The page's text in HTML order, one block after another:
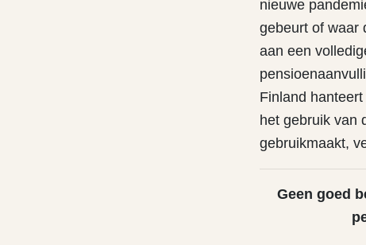
nieuwe
gebeurt of waar
aan een
Finland
het gebruik van
gebruikmaakt,
Geen goed